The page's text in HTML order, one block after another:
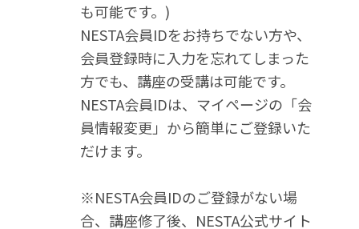
も可能です。)
NESTA会員IDをお持ちでない方や、
会員登録時に入力を忘れてしまった
方でも、講座の受講は可能です。
NESTA会員IDは、マイページの「会
員情報変更」から簡単にご登録いた
だけます。
※NESTA会員IDのご登録がない場
合、講座修了後、NESTA公式サイト